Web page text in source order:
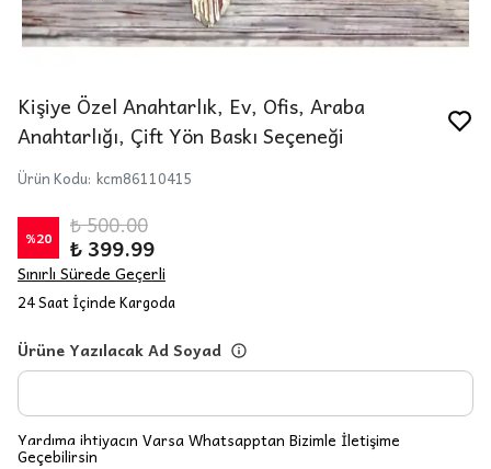
Kişiye Özel Anahtarlık, Ev, Ofis, Araba
Anahtarlığı, Çift Yön Baskı Seçeneği
Ürün Kodu: kcm86110415
%20 ₺ 500.00
₺ 399.99
Sınırlı Sürede Geçerli
24 Saat İçinde Kargoda
Ürüne Yazılacak Ad Soyad
Yardıma ihtiyacın Varsa Whatsapptan Bizimle İletişime
Geçebilirsin